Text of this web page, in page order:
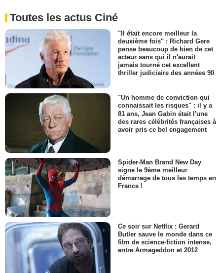
Toutes les actus Ciné
"Il était encore meilleur la
deuxième fois" : Richard Gere
pense beaucoup de bien de cet
acteur sans qui il n'aurait
jamais tourné cet excellent
thriller judiciaire des années 90
"Un homme de conviction qui
connaissait les risques" : il y a
81 ans, Jean Gabin était l'une
des rares célébrités françaises à
avoir pris ce bel engagement
Spider-Man Brand New Day
signe le 9ème meilleur
démarrage de tous les temps en
France !
Ce soir sur Netflix : Gerard
Butler sauve le monde dans ce
film de science-fiction intense,
entre Armageddon et 2012